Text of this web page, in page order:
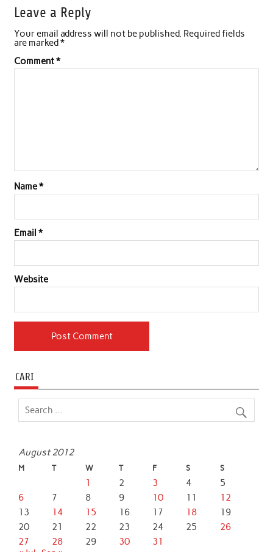
Leave a Reply
Your email address will not be published. Required fields
are marked*
Comment*
Name*
Email *
Website
CARI
August 2012
M T W T F S S
1 2 3 4
5
6
7 8 9 10 11
12
13
14 15 16 17 18
19
20
21 22 23 24 25
26
27
28 29 30
31